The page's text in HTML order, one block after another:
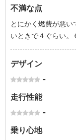
不満な点
とにかく燃費が悪
いときで４ぐらい。
デザイン
-
走行性能
-
乗り心地